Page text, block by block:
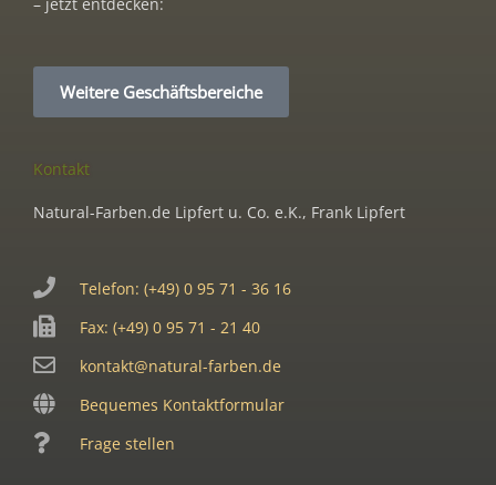
Weitere Geschäftsbereiche
Kontakt
Natural-Farben.de Lipfert u. Co. e.K., Frank Lipfert
Telefon: (+49) 0 95 71 - 36 16
Fax: (+49) 0 95 71 - 21 40
kontakt@natural-farben.de
Bequemes Kontaktformular
Frage stellen